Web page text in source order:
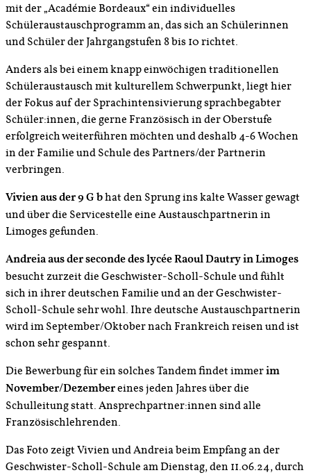
mit der „Académie Bordeaux“ ein individuelles
Schüleraustauschprogramm an, das sich an Schülerinnen
und Schüler der Jahrgangstufen 8 bis 10 richtet.
Anders als bei einem knapp einwöchigen traditionellen
Schüleraustausch mit kulturellem Schwerpunkt, liegt hier
der Fokus auf der Sprachintensivierung sprachbegabter
Schüler:innen, die gerne Französisch in der Oberstufe
erfolgreich weiterführen möchten und deshalb 4-6 Wochen
in der Familie und Schule des Partners/der Partnerin
verbringen.
Vivien aus der 9 G bhat den Sprung ins kalte Wasser gewagt
und über die Servicestelle eine Austauschpartnerin in
Limoges gefunden.
Andreia aus der seconde des lycée Raoul Dautry in Limoges
besucht zurzeit die Geschwister-Scholl-Schule und fühlt
sich in ihrer deutschen Familie und an der Geschwister-
Scholl-Schule sehr wohl. Ihre deutsche Austauschpartnerin
wird im September/Oktober nach Frankreich reisen und ist
schon sehr gespannt.
Die Bewerbung für ein solches Tandem findet immerim
November/Dezembereines jeden Jahres über die
Schulleitung statt. Ansprechpartner:innen sind alle
Französischlehrenden.
Das Foto zeigt Vivien und Andreia beim Empfang an der
Geschwister-Scholl-Schule am Dienstag, den 11.06.24, durch